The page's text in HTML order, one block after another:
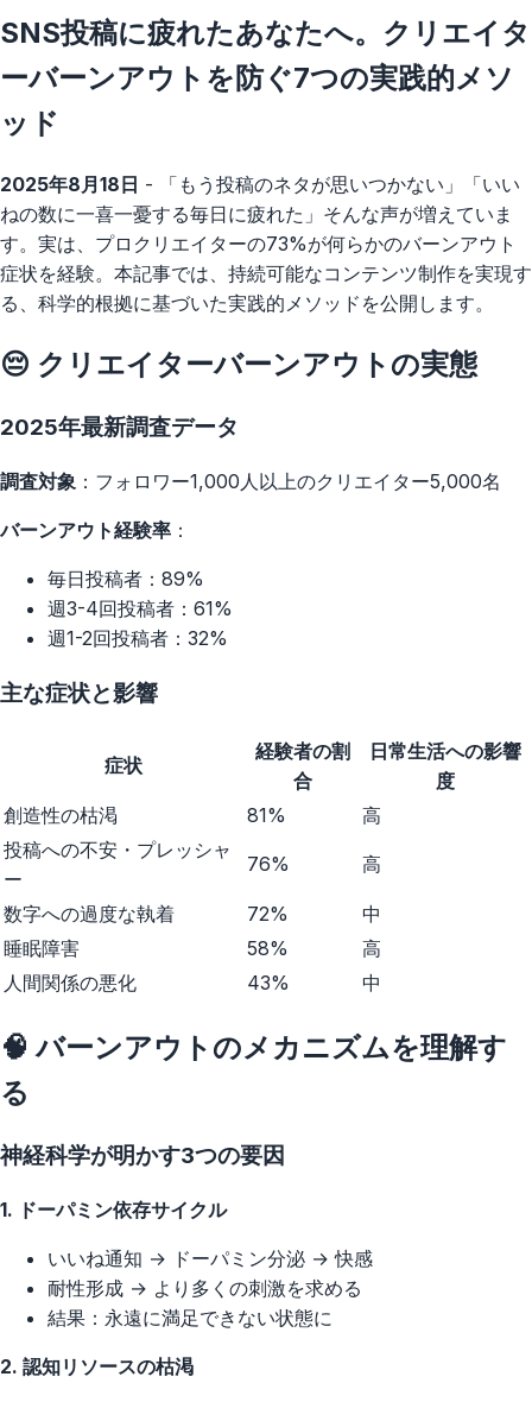
SNS投稿に疲れたあなたへ。クリエイタ
ーバーンアウトを防ぐ7つの実践的メソ
ッド
2025年8月18日 - 「もう投稿のネタが思いつかない」「いい
ねの数に一喜一憂する毎日に疲れた」そんな声が増えていま
す。実は、プロクリエイターの73%が何らかのバーンアウト
症状を経験。本記事では、持続可能なコンテンツ制作を実現す
る、科学的根拠に基づいた実践的メソッドを公開します。
😔 クリエイターバーンアウトの実態
2025年最新調査データ
調査対象 ：フォロワー1,000人以上のクリエイター5,000名
バーンアウト経験率 ：
毎日投稿者：89%
週3-4回投稿者：61%
週1-2回投稿者：32%
主な症状と影響
症状
経験者の割
合
日常生活への影響
度
創造性の枯渇
81%
高
投稿への不安・プレッシャ
ー
76% 高
数字への過度な執着 72%
中
睡眠障害
58%
高
人間関係の悪化
43% 中
🧠 バーンアウトのメカニズムを理解す
る
神経科学が明かす3つの要因
1. ドーパミン依存サイクル
いいね通知 → ドーパミン分泌 → 快感
耐性形成 → より多くの刺激を求める
結果：永遠に満足できない状態に
2. 認知リソースの枯渇